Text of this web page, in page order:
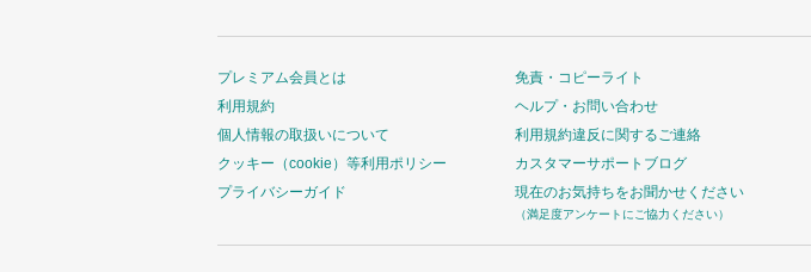
プレミアム会員とは
利用規約
個人情報の取扱いについて
クッキー（cookie）等利用ポリシー
プライバシーガイド
免責・コピーライト
ヘルプ・お問い合わせ
利用規約違反に関するご連絡
カスタマーサポートブログ
現在のお気持ちをお聞かせください
（満足度アンケートにご協力ください）